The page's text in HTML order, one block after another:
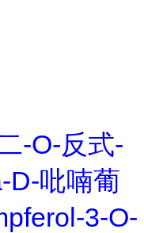
-O-反式-
D-吡喃葡
3-O-